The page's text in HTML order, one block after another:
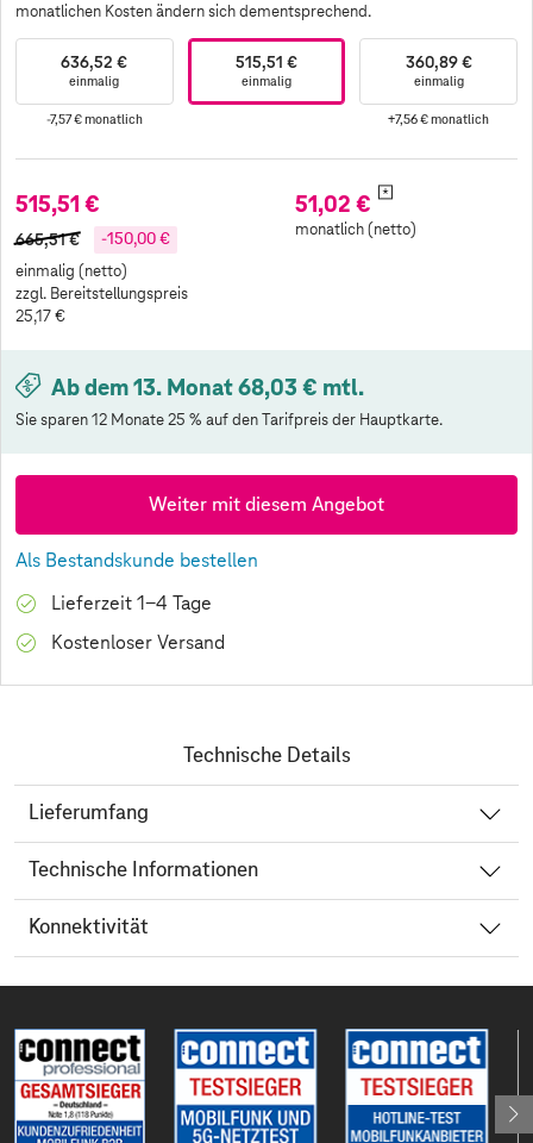
monatlichen Kosten ändern sich dementsprechend.
636,52 €
einmalig
-7,57 €monatlich
515,51 €
einmalig
360,89 €
einmalig
+7,56 €monatlich
515,51 €
665,51 €
-150,00 €
einmalig (netto)
zzgl. Bereitstellungspreis
25,17 €
51,02 € *
monatlich (netto)
Ab dem 13. Monat 68,03 € mtl.
Sie sparen 12 Monate 25 % auf den Tarifpreis der Hauptkarte.
Weiter mit diesem Angebot
Als Bestandskunde bestellen
Lieferzeit 1-4 Tage
Kostenloser Versand
Technische Details
Lieferumfang
Technische Informationen
Konnektivität